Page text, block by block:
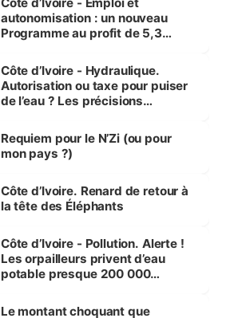
autonomisation : un nouveau
Programme au profit de 5,3
Côte d’Ivoire - Hydraulique.
Autorisation ou taxe pour puiser
de l’eau ? Les précisions
Requiem pour le N’Zi (ou pour
mon pays ?)
Côte d’Ivoire. Renard de retour à
la tête des Éléphants
Côte d’Ivoire - Pollution. Alerte !
Les orpailleurs privent d’eau
potable presque 200 000
Le montant choquant que